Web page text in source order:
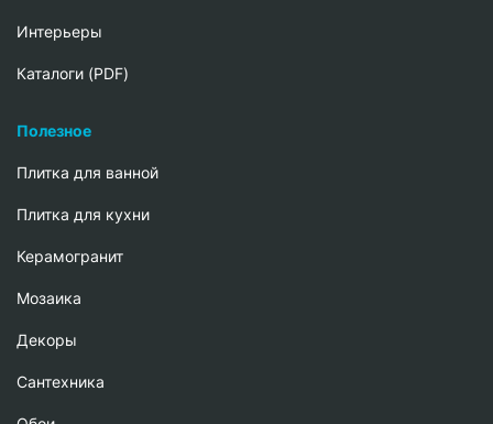
Интерьеры
Каталоги (PDF)
Полезное
Плитка для ванной
Плитка для кухни
Керамогранит
Мозаика
Декоры
Сантехника